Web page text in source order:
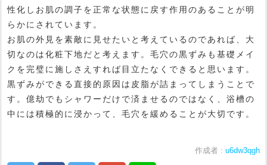
性化しお肌の調子を正常な状態に戻す作用のあることが明
らかにされています。
お肌の外見を素敵に見せたいと考えているのであれば、大
切なのは化粧下地だと考えます。毛穴の黒ずみも基礎メイ
クを完璧に施しさえすれば目立たなくできると思います。
黒ずみができる直接的原因は皮脂が詰まってしまうことで
す。億劫でもシャワーだけで済ませるのではなく、浴槽の
中には積極的に浸かって、毛穴を緩めることが大切です。
作成者 : u6dw3qgh